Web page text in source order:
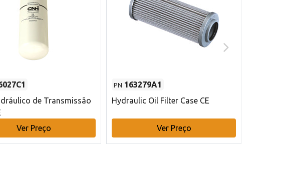
de Transmissão
Ver Preço
PN 163279A1
Hydraulic Oil Filter Case CE
Ver Preço